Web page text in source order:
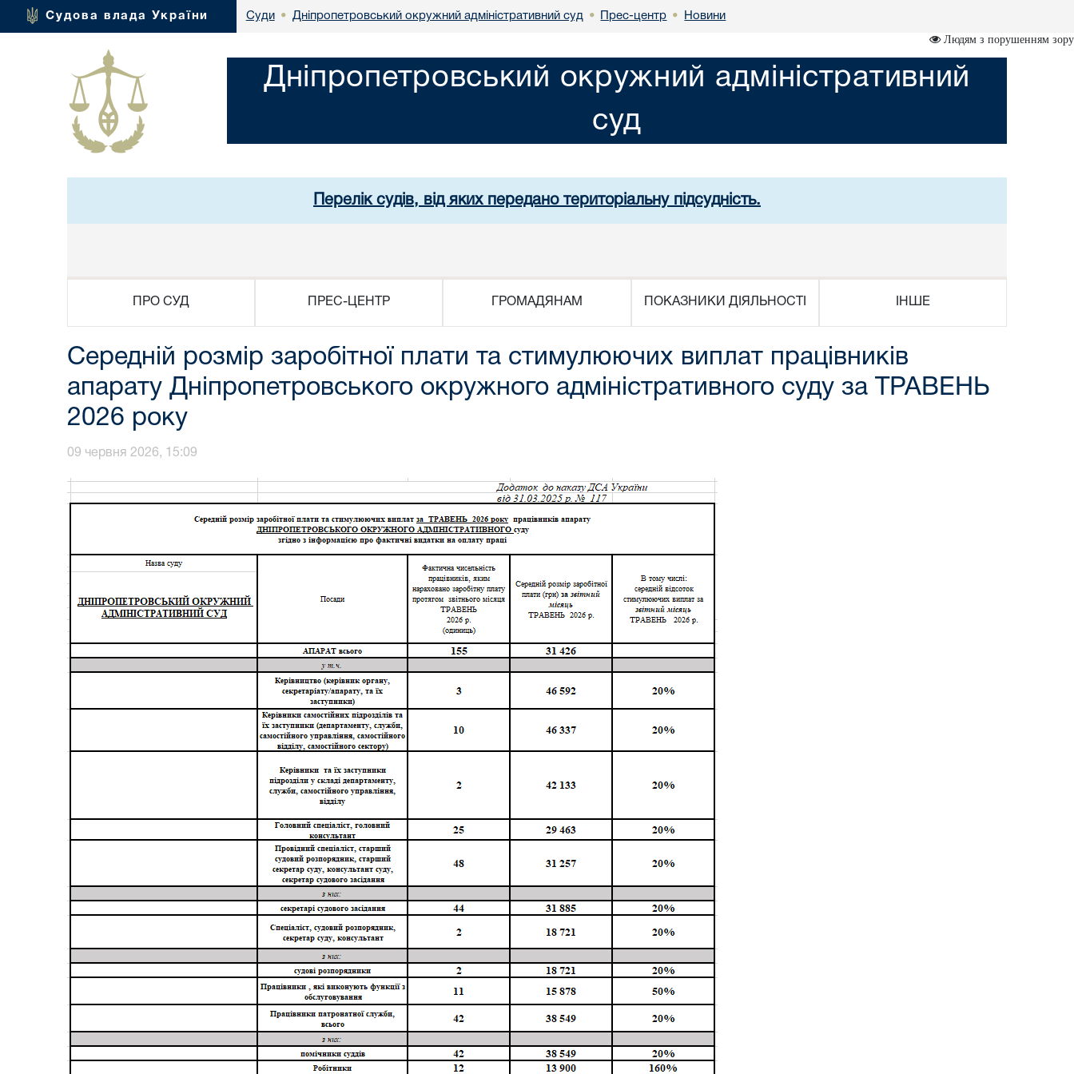
Судова влада України Суди • Дніпропетровський окружний адміністративний суд • Прес-центр • Новини
Людям з порушенням зору
Дніпропетровський окружний адміністративний
суд
Перелік судів, від яких передано територіальну підсудність.
ПРО СУД ПРЕС-ЦЕНТР ГРОМАДЯНАМ ПОКАЗНИКИ ДІЯЛЬНОСТІ ІНШЕ
Середній розмір заробітної плати та стимулюючих виплат працівників
апарату Дніпропетровського окружного адміністративного суду за ТРАВЕНЬ
2026 року
09 червня 2026, 15:09